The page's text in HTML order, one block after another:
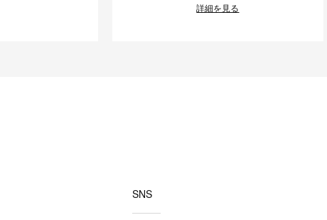
詳細を見る
SNS